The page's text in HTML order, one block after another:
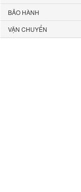
BẢO HÀNH
VẬN CHUYỂN